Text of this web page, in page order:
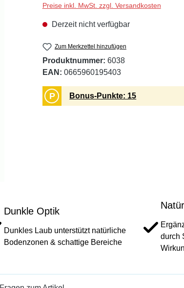
Preise inkl. MwSt. zzgl. Versandkosten
Derzeit nicht verfügbar
Zum Merkzettel hinzufügen
Produktnummer: 6038
EAN: 0665960195403
P Bonus-Punkte: 15
Dunkle Optik
Dunkles Laub unterstützt natürliche
Bodenzonen & schattige Bereiche
durch